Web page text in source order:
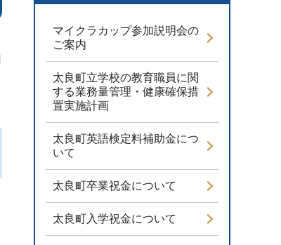
マイクラカップ参加説明会の
ご案内
太良町立学校の教育職員に関
する業務量管理・健康確保措
置実施計画
太良町英語検定料補助金につ
いて
太良町卒業祝金について
太良町入学祝金について